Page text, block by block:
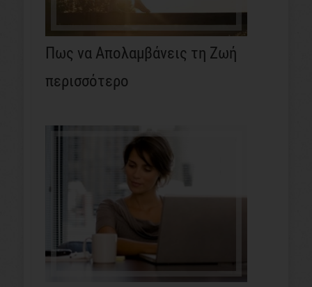
Πως να Απολαμβάνεις τη Ζωή
περισσότερο